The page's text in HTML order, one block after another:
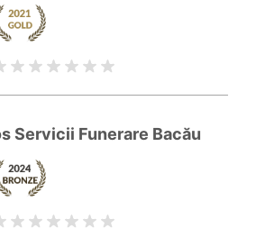
Servicii Funerare Bacău